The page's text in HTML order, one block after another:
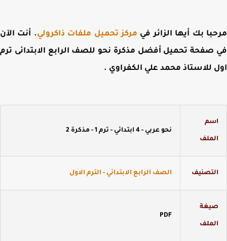
بك أيها الزائر فيمركز تحميل ملفات ذاكرولي. أنت الآن
صفحةتحميل أفضل مذكرة نحو للصف الرابع الابتدائى ترم
للاستاذ محمد علي الكفراوي.
اسم
الملف
نحو عربي - 4 ابتدائي - ترم 1 - مذكرة 2
التصنيف الصف الرابع الابتدائي - الترم الاول
صيغة
الملف
PDF